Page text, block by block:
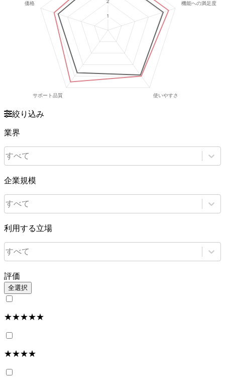
絞り込み
業界
すべて
企業規模
すべて
利用する立場
すべて
評価
全選択
★★★★★
★★★★